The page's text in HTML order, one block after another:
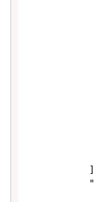
            "